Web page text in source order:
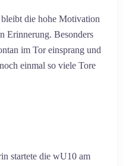
die hohe Motivation
Erinnerung. Besonders
im Tor einsprang und
einmal so viele Tore
startete die wU10 am